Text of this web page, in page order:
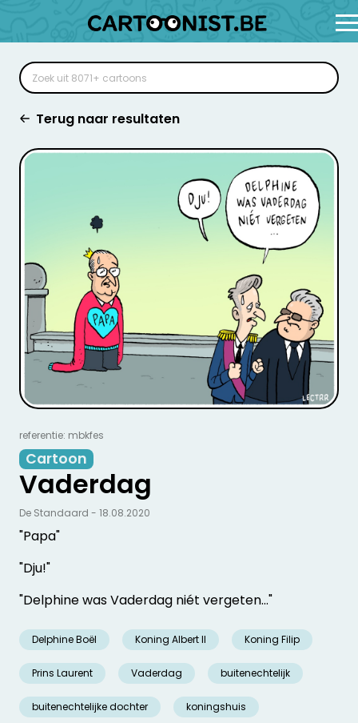
Terug naar resultaten
referentie: mbkfes
Cartoon
Vaderdag
"Papa"
"Dju!"
"Delphine was Vaderdag niét vergeten..."
Delphine Boël Koning Albert II Koning Filip
Prins Laurent Vaderdag buitenechtelijk
buitenechtelijke dochter koningshuis
De Standaard - 18.08.2020